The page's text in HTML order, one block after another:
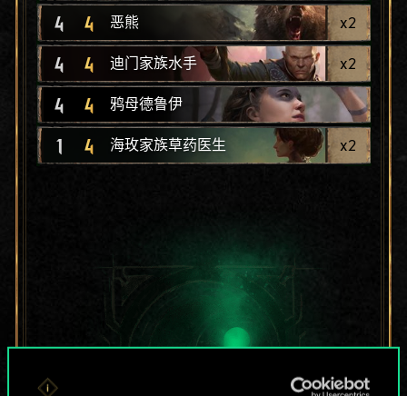
4 4 恶熊 x2
4 4 迪门家族水手 x2
4 4 鸦母德鲁伊
1 4 海玫家族草药医生 x2